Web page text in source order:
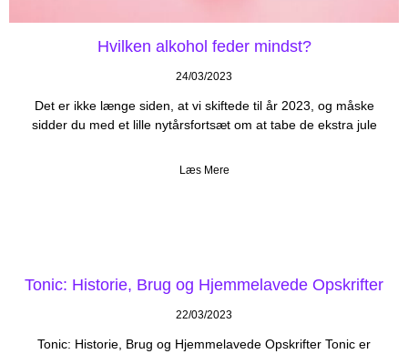
Hvilken alkohol feder mindst?
24/03/2023
Det er ikke længe siden, at vi skiftede til år 2023, og måske
sidder du med et lille nytårsfortsæt om at tabe de ekstra jule
Læs Mere
Tonic: Historie, Brug og Hjemmelavede Opskrifter
22/03/2023
Tonic: Historie, Brug og Hjemmelavede Opskrifter Tonic er